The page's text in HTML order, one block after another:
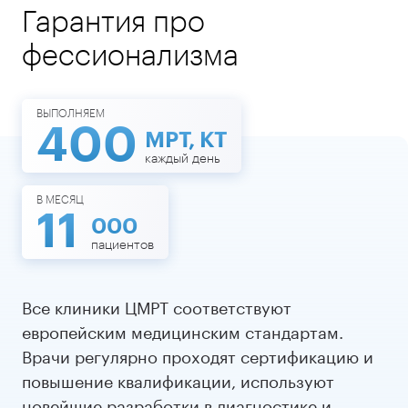
Гарантия про
фессионализма
ВЫПОЛНЯЕМ
400 МРТ, КТ
каждый день
В МЕСЯЦ
11 000
пациентов
Все клиники ЦМРТ соответствуют
европейским медицинским стандартам.
Врачи регулярно проходят сертификацию и
повышение квалификации, используют